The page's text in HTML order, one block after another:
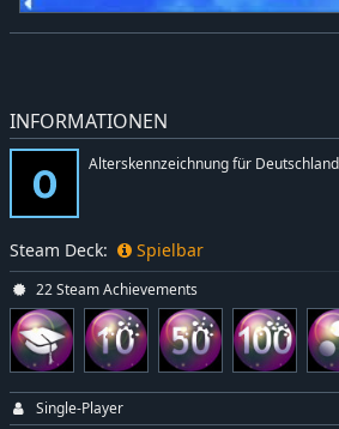
INFORMATIONEN
Alterskennzeichnung für Deutschland
Steam Deck: Spielbar
22 Steam Achievements
Single-Player